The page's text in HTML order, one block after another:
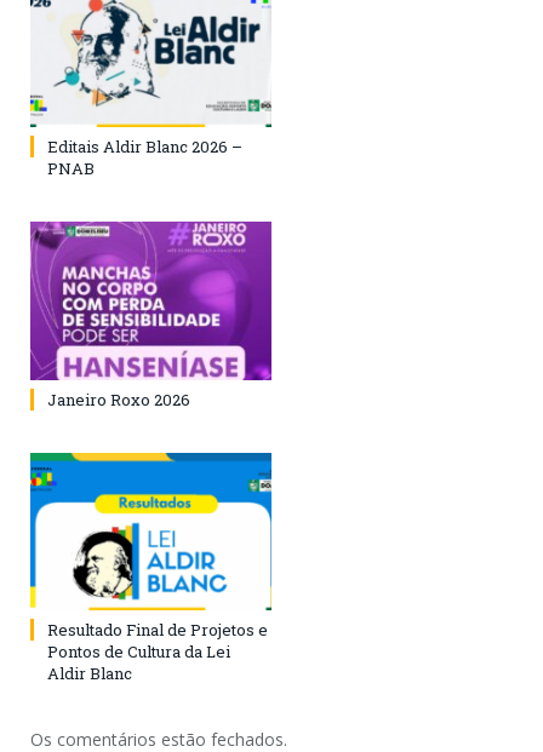
Editais Aldir Blanc 2026 –
PNAB
Janeiro Roxo 2026
Resultado Final de Projetos e
Pontos de Cultura da Lei
Aldir Blanc
Os comentários estão fechados.